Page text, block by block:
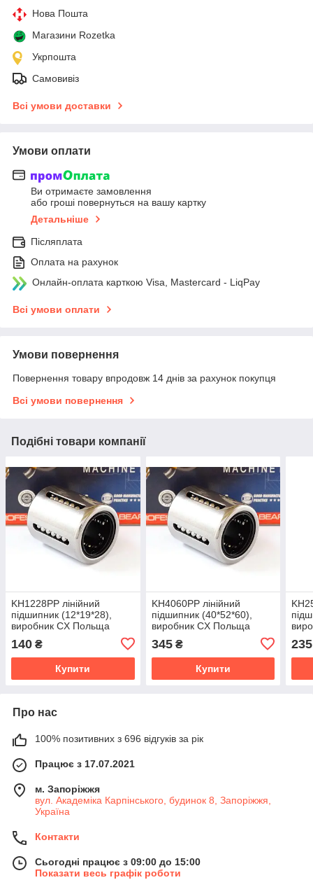
Нова Пошта
Магазини Rozetka
Укрпошта
Самовивіз
Всі умови доставки
Умови оплати
Ви отримаєте замовлення
або гроші повернуться на вашу картку
Детальніше
Післяплата
Оплата на рахунок
Онлайн-оплата карткою Visa, Mastercard - LiqPay
Всі умови оплати
Умови повернення
Повернення товару впродовж 14 днів за рахунок покупця
Всі умови повернення
Подібні товари компанії
KH1228PP лінійний
підшипник (12*19*28),
виробник CX Польща
140 ₴
Купити
KH4060PP лінійний
підшипник (40*52*60),
виробник CX Польща
345₴
Купити
235
Про нас
100% позитивних з 696 відгуків за рік
Працює з 17.07.2021
м. Запоріжжя
вул. Академіка Карпінського, будинок 8, Запоріжжя,
Україна
Контакти
Сьогодні працює з 09:00 до 15:00
Показати весь графік роботи